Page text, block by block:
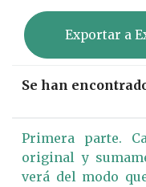
Exportar a
Se han
Primera parte.
original y
verá del modo